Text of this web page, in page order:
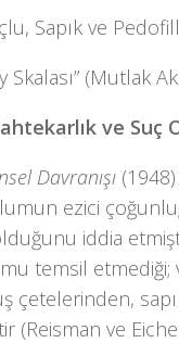
Sapık ve
Skalası” (Mutlak
ve Suç
Davranışı
ezici
iddia
temsil
çetelerinden,
(Reisman ve